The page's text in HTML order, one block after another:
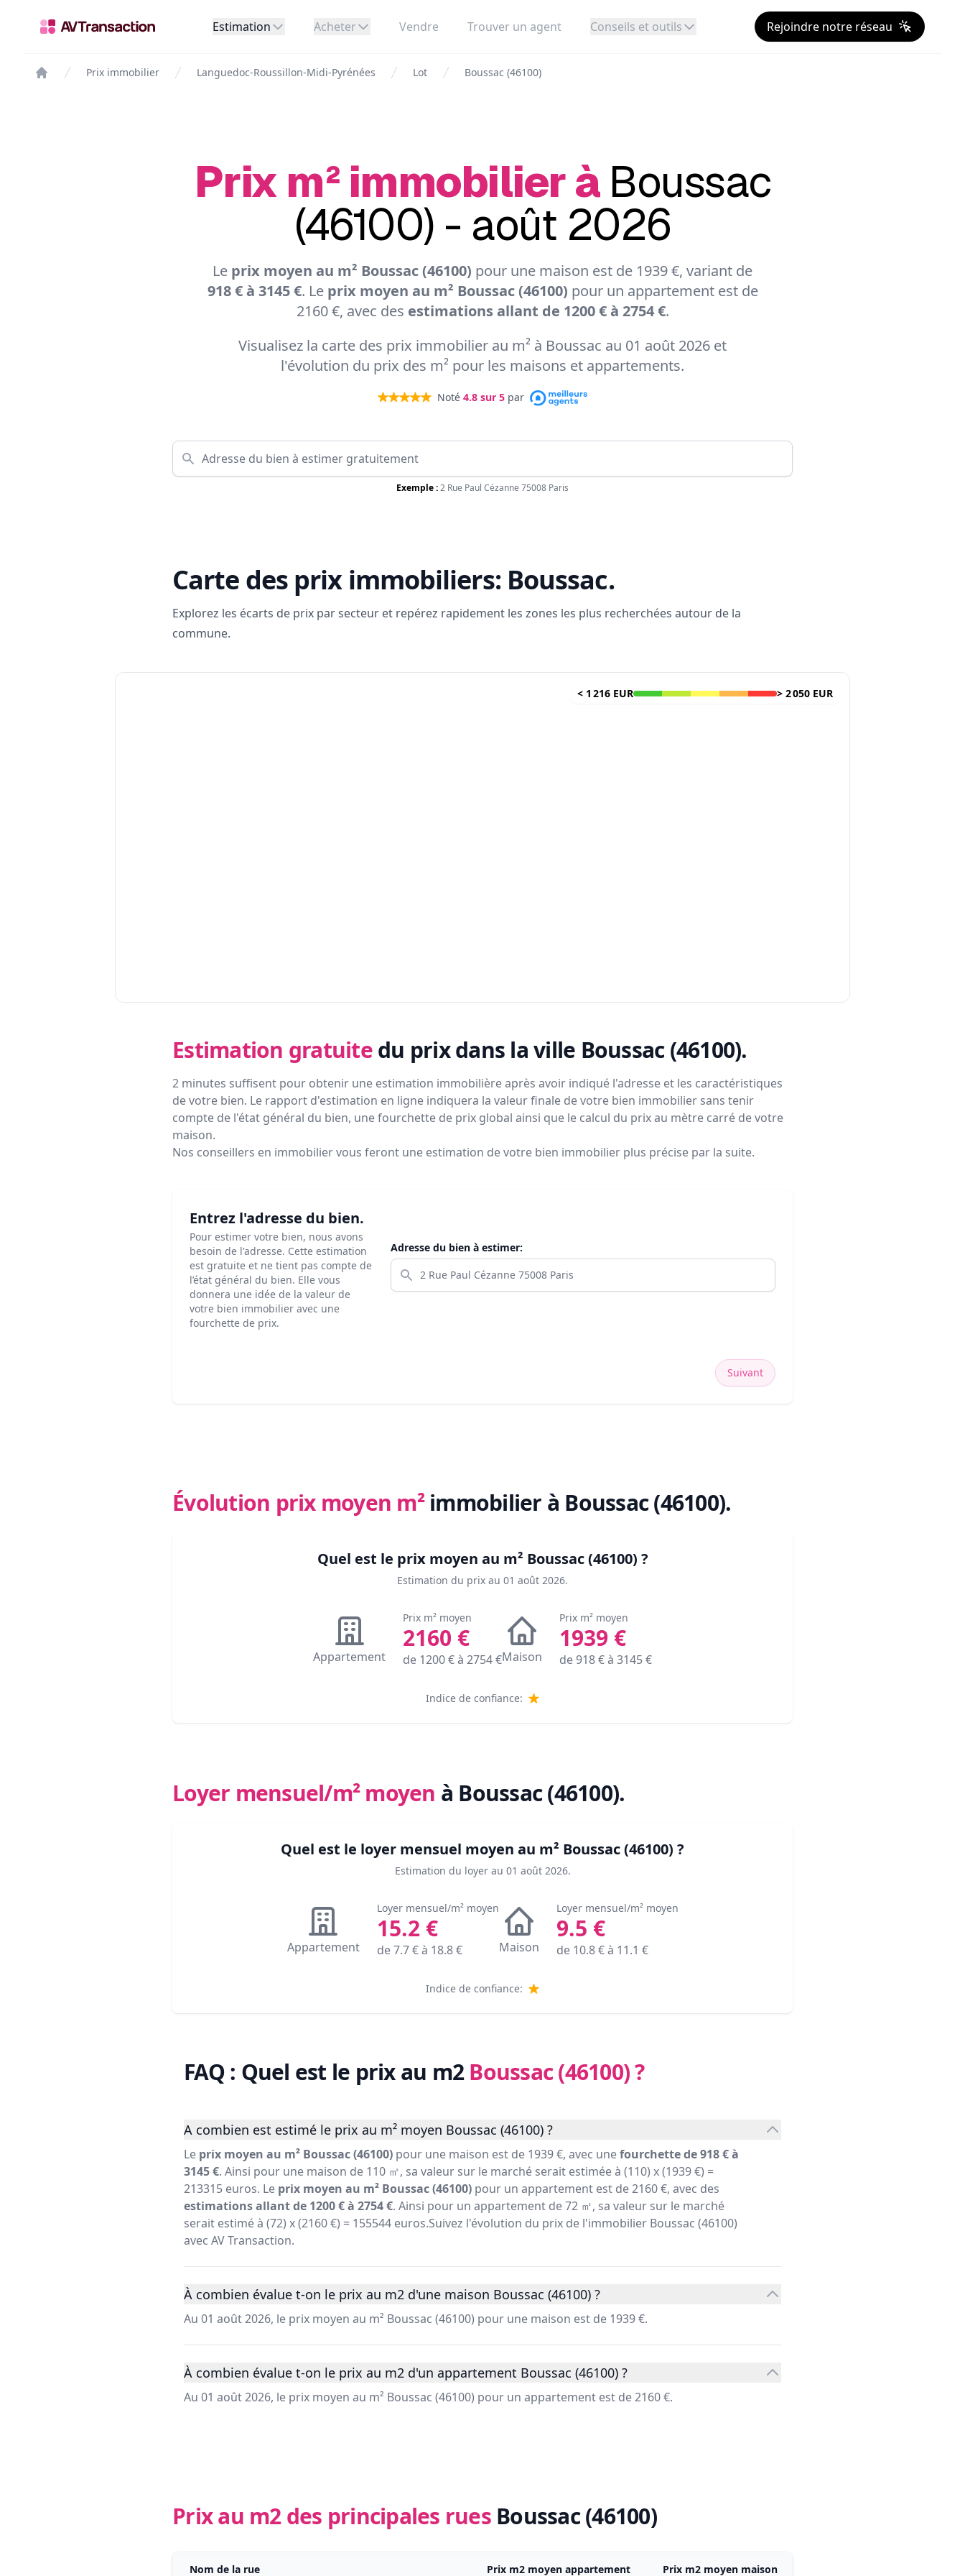
Estimation Acheter Vendre Trouver un agent Conseils et outils Rejoindre notre réseau
Prix immobilier Languedoc-Roussillon-Midi-Pyrénées Lot Boussac (46100)
Prix m² immobilier à Boussac
(46100) - août 2026
Le prix moyen au m² Boussac (46100) pour une maison est de 1939 €, variant de
918 € à 3145 €. Le prix moyen au m² Boussac (46100) pour un appartement est de
2160 €, avec des estimations allant de 1200 € à 2754 €.
Visualisez la carte des prix immobilier au m² à Boussac au 01 août 2026 et
l'évolution du prix des m² pour les maisons et appartements.
Noté 4.8 sur 5 par
Exemple :2 Rue Paul Cézanne 75008 Paris
Carte des prix immobiliers: Boussac.
Explorez les écarts de prix par secteur et repérez rapidement les zones les plus recherchées autour de la
commune.
< 1 216 EUR > 2 050 EUR
Estimation gratuite du prixdans la ville Boussac (46100).
2 minutes suffisent pour obtenir une estimation immobilière après avoir indiqué l'adresse et les caractéristiques
de votre bien. Le rapport d'estimation en ligne indiquera la valeur finale de votre bien immobilier sans tenir
compte de l'état général du bien, une fourchette de prix global ainsi que le calcul du prix au mètre carré de votre
maison.
Nos conseillers en immobilier vous feront une estimation de votre bien immobilier plus précise par la suite.
Entrez l'adresse du bien.
Pour estimer votre bien, nous avons
besoin de l'adresse. Cette estimation
est gratuite et ne tient pas compte de
l’état général du bien. Elle vous
donnera une idée de la valeur de
votre bien immobilier avec une
fourchette de prix.
Adresse du bien à estimer:
Suivant
Évolution prix moyen m² immobilier à Boussac (46100).
Quel est le prix moyen au m² Boussac (46100) ?
Estimation du prix au 01 août 2026.
Appartement
Prix m² moyen
2160 €
de 1200€ à 2754€Maison
Prix m² moyen
1939 €
de918€ à 3145€
Indice de confiance:
Loyer mensuel/m² moyen à Boussac (46100).
Quel est le loyer mensuel moyen au m² Boussac (46100) ?
Estimation du loyer au 01 août 2026.
Appartement
Loyer mensuel/m² moyen
15.2€
de7.7€ à 18.8€ Maison
Loyer mensuel/m² moyen
9.5 €
de 10.8€ à 11.1 €
Indice de confiance:
FAQ : Quel est le prix au m2Boussac (46100)?
A combien est estimé le prix au m² moyen Boussac (46100) ?
Le prix moyen au m² Boussac (46100) pour une maison est de 1939 €, avec unefourchette de 918 € à
3145 €. Ainsi pour une maison de 110 ㎡, sa valeur sur le marché serait estimée à (110) x (1939 €) =
213315 euros. Le prix moyen au m² Boussac (46100) pour un appartement est de 2160 €, avec des
estimations allant de 1200 € à 2754 €. Ainsi pour un appartement de 72 ㎡, sa valeur sur le marché
serait estimé à (72) x (2160 €) = 155544 euros.Suivez l'évolution du prix de l'immobilier Boussac (46100)
avec AV Transaction.
À combien évalue t-on le prix au m2 d'une maison Boussac (46100) ?
Au 01 août 2026, le prix moyen au m² Boussac (46100) pour une maison est de 1939 €.
À combien évalue t-on le prix au m2 d'un appartement Boussac (46100) ?
Au 01 août 2026, le prix moyen au m² Boussac (46100) pour un appartement est de 2160 €.
Prix au m2 des principales rues Boussac (46100)
Nom de la rue Prix m2 moyen appartement Prix m2 moyen maison